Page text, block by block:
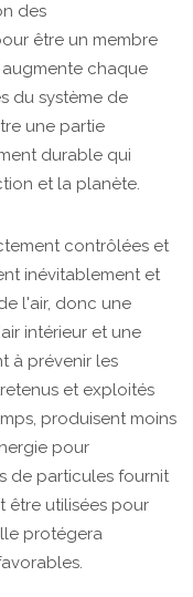
des
être un membre
chaque
du système de
une partie
durable qui
et la planète.
contrôlées et
inévitablement et
l'air, donc une
intérieur et une
à prévenir les
et exploités
produisent moins
pour
de particules fournit
être utilisées pour
protégera